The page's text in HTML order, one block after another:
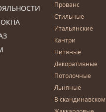
Прованс
Стильные
Итальянские
Кантри
Нитяные
Декоративные
Потолочные
Льняные
В